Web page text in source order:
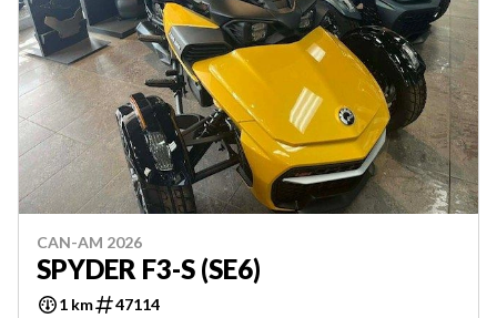
CAN-AM 2026
SPYDER F3-S (SE6)
1 km 47114